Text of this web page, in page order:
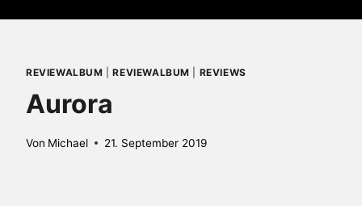
REVIEWALBUM |REVIEWALBUM REVIEWS
Aurora
Von Michael 21. September 2019